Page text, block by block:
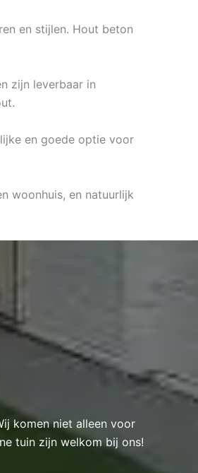
en stijlen. Hout beton
zijn leverbaar in
en goede optie voor
woonhuis, en natuurlijk
komen niet alleen voor
tuin zijn welkom bij ons!